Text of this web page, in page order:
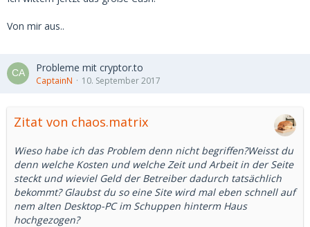
Von mir aus..
Probleme mit cryptor.to
CaptainN 10. September 2017
Zitat von chaos.matrix
Wieso habe ich das Problem denn nicht begriffen?Weisst du
denn welche Kosten und welche Zeit und Arbeit in der Seite
steckt und wieviel Geld der Betreiber dadurch tatsächlich
bekommt? Glaubst du so eine Site wird mal eben schnell auf
nem alten Desktop-PC im Schuppen hinterm Haus
hochgezogen?